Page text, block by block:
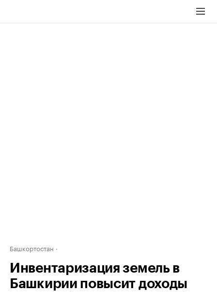
Башкортостан
Инвентаризация земель в
Башкирии повысит доходы